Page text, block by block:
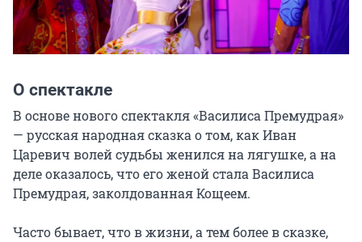
О спектакле
В основе нового спектакля «Василиса Премудрая»
— русская народная сказка о том, как Иван
Царевич волей судьбы женился на лягушке, а на
деле оказалось, что его женой стала Василиса
Премудрая, заколдованная Кощеем.
Часто бывает, что в жизни, а тем более в сказке,